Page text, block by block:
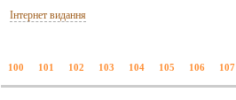
Інтернет видання
100 101 102 103 104 105 106 107